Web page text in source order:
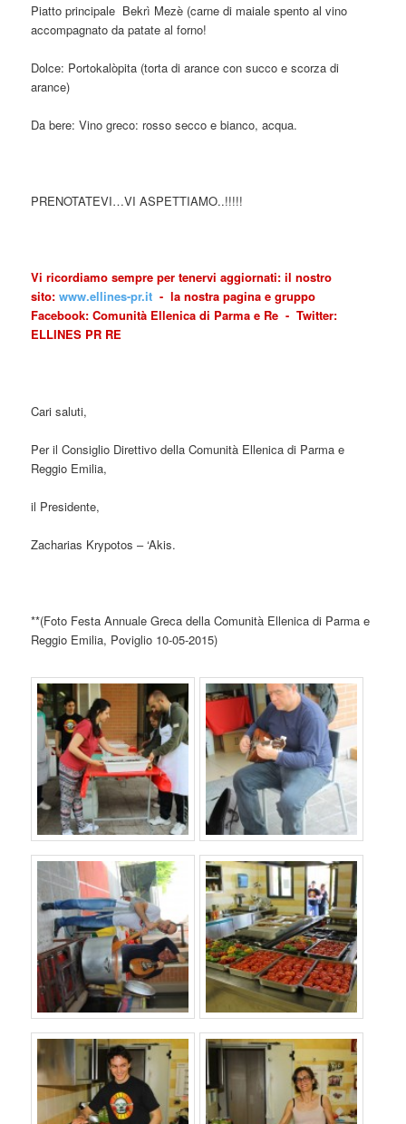
Piatto principale Bekrì Mezè (carne di maiale spento al vino
accompagnato da patate al forno!
Dolce: Portokalòpita (torta di arance con succo e scorza di
arance)
Da bere: Vino greco: rosso secco e bianco, acqua.
PRENOTATEVI…VI ASPETTIAMO..!!!!!
Vi ricordiamo sempre per tenervi aggiornati: il nostro
sito:www.ellines-pr.it - la nostra pagina e gruppo
Facebook: Comunità Ellenica di Parma e Re - Twitter:
ELLINES PR RE
Cari saluti,
Per il Consiglio Direttivo della Comunità Ellenica di Parma e
Reggio Emilia,
il Presidente,
Zacharias Krypotos – ‘Akis.
**(Foto Festa Annuale Greca della Comunità Ellenica di Parma e
Reggio Emilia, Poviglio 10-05-2015)